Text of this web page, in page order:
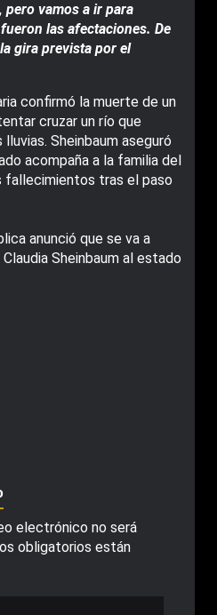
pero vamos a ir para
las afectaciones. De
gira prevista por el
confirmó la muerte de un
cruzar un río que
Sheinbaum aseguró
acompaña a la familia del
tras el paso
anunció que se va a
Sheinbaum al estado
electrónico no será
obligatorios están